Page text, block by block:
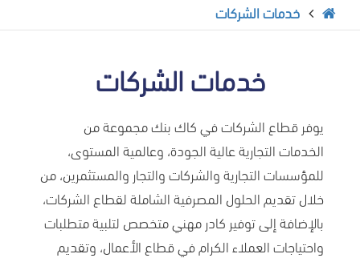
خدمات الشركات
خدمات الشركات
يوفر قطاع الشركات في كاك بنك مجموعة من
الخدمات التجارية عالية الجودة، وعالمية المستوى،
للمؤسسات التجارية والشركات والتجار والمستثمرين، من
خلال تقديم الحلول المصرفية الشاملة لقطاع الشركات،
بالإضافة إلى توفير كادر مهني متخصص لتلبية متطلبات
واحتياجات العملاء الكرام في قطاع الأعمال، وتقديم